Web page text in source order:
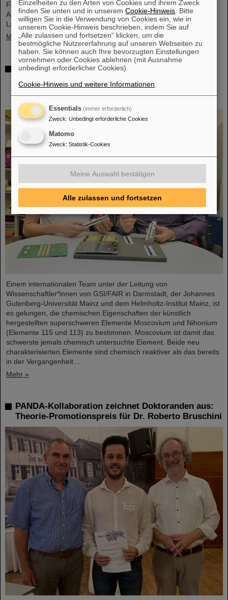
Fermium-Atomkernen (Element 100) mit unterschiedlichen
Anzahlen an Neutronen zu gewinnen. Mit modernen
Laserspektroskopietechniken bestimmten sie…
Mehr »
Das schwerste bisher chemisch untersuchte
Bestimmung der Eigenschaften von Moscovium
und Nihonium
Einem internationalen Team unter der Leitung von
Wissenschaftler*innen von GSI/FAIR in Darmstadt, der Johannes
Gutenberg-Universität Mainz und dem Helmholtz-Institut Mainz, ist
es gelungen, die chemischen Eigenschaften der künstlich
hergestellten superschweren Elemente Moscovium und Nihonium
(Elemente 115 und 113) zu bestimmen. Moscovium ist damit das
schwerste jemals chemisch untersuchte Element. Beide neu
charakterisierten Elemente sind chemisch reaktiver als das bereits
in der Vergangenheit…
Mehr »
PANDA-Kollaboration zeichnet Doktoranden aus:
Theorie-Promotionspreis für Dr. Roberto Bruschini
Einzelheiten zu den Arten von Cookies und ihrem Zweck
finden Sie unten und in unseremCookie-Hinweis . Bitte
willigen Sie in die Verwendung von Cookies ein, wie in
unserem Cookie-Hinweis beschrieben, indem Sie auf
„Alle zulassen und fortsetzen“ klicken, um die
bestmögliche Nutzererfahrung auf unseren Webseiten zu
haben. Sie können auch Ihre bevorzugten Einstellungen
vornehmen oder Cookies ablehnen (mit Ausnahme
unbedingt erforderlicher Cookies).
Cookie-Hinweis und weitere Informationen
Essentials (immer erforderlich)
Zweck: Unbedingt erforderliche Cookies
Matomo
Zweck: Statistik-Cookies
Meine Auswahl bestätigen
Alle zulassen und fortsetzen